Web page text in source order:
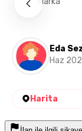
Eda
Haz
Harita